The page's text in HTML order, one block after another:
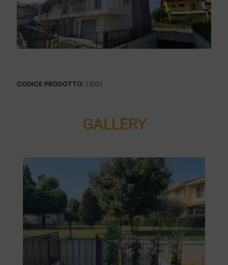
CODICE PRODOTTO: LIS01
GALLERY